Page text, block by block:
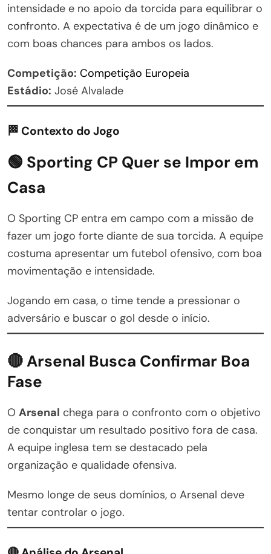
intensidade e no apoio da torcida para equilibrar o
confronto. A expectativa é de um jogo dinâmico e
com boas chances para ambos os lados.
Competição: Competição Europeia
Estádio: José Alvalade
🏁 Contexto do Jogo
🟢 Sporting CP Quer se Impor em
Casa
O Sporting CP entra em campo com a missão de
fazer um jogo forte diante de sua torcida. A equipe
costuma apresentar um futebol ofensivo, com boa
movimentação e intensidade.
Jogando em casa, o time tende a pressionar o
adversário e buscar o gol desde o início.
🔴 Arsenal Busca Confirmar Boa
Fase
O Arsenal chega para o confronto com o objetivo
de conquistar um resultado positivo fora de casa.
A equipe inglesa tem se destacado pela
organização e qualidade ofensiva.
Mesmo longe de seus domínios, o Arsenal deve
tentar controlar o jogo.